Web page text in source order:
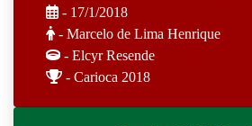
- 17/1/2018
- Marcelo de Lima Henrique
- Elcyr Resende
- Carioca 2018